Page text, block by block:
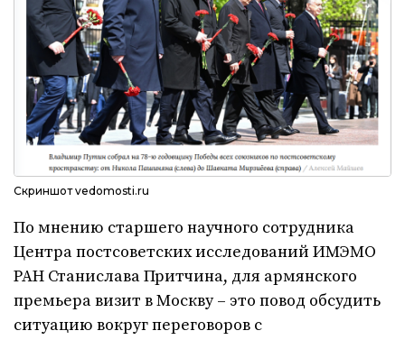
Скриншот vedomosti.ru
По мнению старшего научного сотрудника
Центра постсоветских исследований ИМЭМО
РАН Станислава Притчина, для армянского
премьера визит в Москву – это повод обсудить
ситуацию вокруг переговоров с